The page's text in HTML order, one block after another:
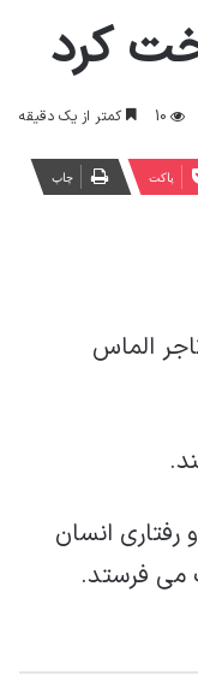
10 کمتر از یک دقیقه
پاکت چاپ
الماس
انسان
می فرستد.